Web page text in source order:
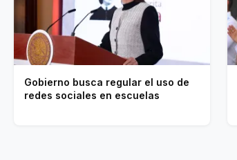
Gobierno busca regular el uso de
redes sociales en escuelas